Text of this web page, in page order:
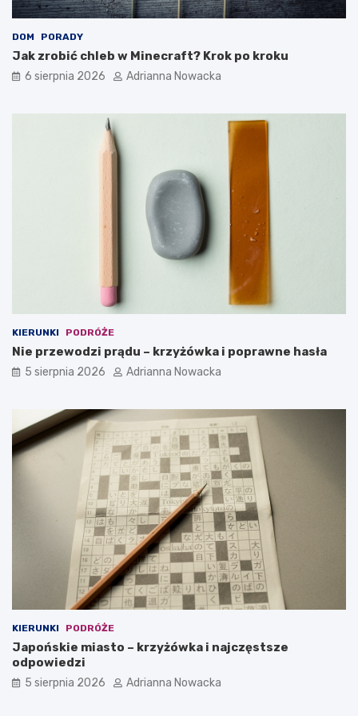
DOM PORADY
Jak zrobić chleb w Minecraft? Krok po kroku
6 sierpnia 2026 Adrianna Nowacka
KIERUNKI PODRÓŻE
Nie przewodzi prądu – krzyżówka i poprawne hasła
5 sierpnia 2026 Adrianna Nowacka
KIERUNKI PODRÓŻE
Japońskie miasto – krzyżówka i najczęstsze
odpowiedzi
5 sierpnia 2026 Adrianna Nowacka